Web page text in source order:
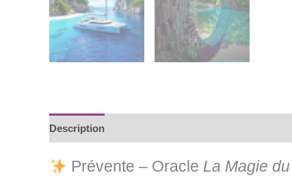
Description
Prévente – Oracle La Magie